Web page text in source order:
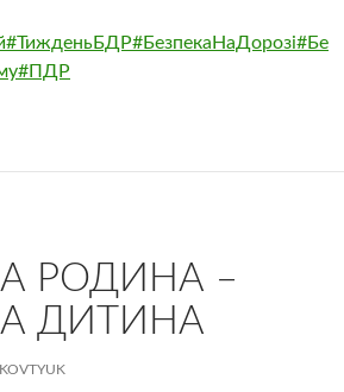
#ТижденьБДР#БезпекаНаДорозі#Бе
#ПДР
РОДИНА –
ДИТИНА